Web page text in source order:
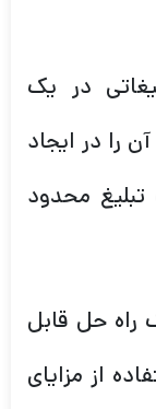
در یک
را در ایجاد
محدود
راه حل قابل
از مزایای